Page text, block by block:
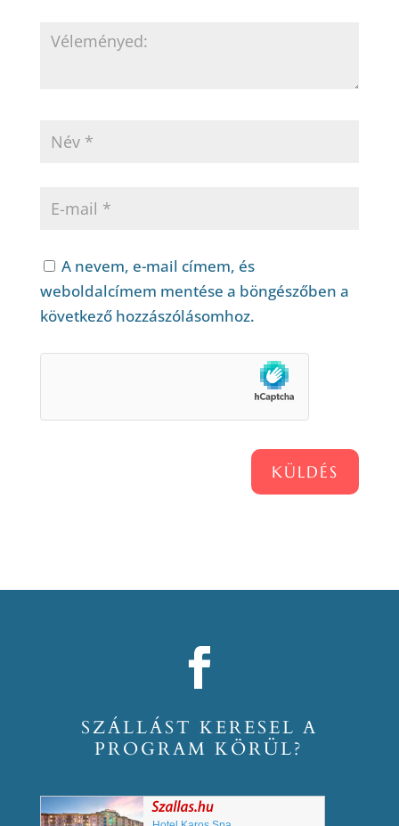
A nevem, e-mail címem, és
weboldalcímem mentése a böngészőben a
következő hozzászólásomhoz.
KÜLDÉS
SZÁLLÁST KERESEL A
PROGRAM KÖRÜL?